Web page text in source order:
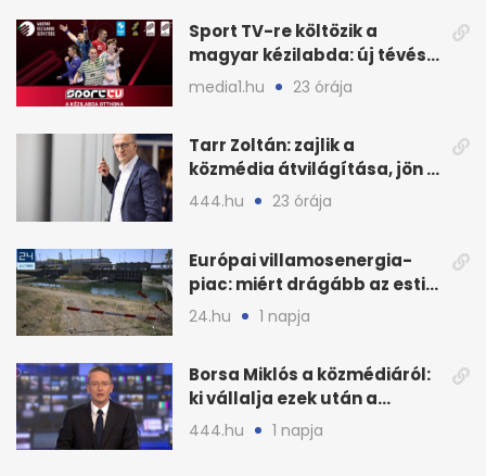
Sport TV-re költözik a
magyar kézilabda: új tévés
megállapodás
media1.hu 23 órája
Tarr Zoltán: zajlik a
közmédia átvilágítása, jön a
nyilvános véleményezés
444.hu 23 órája
Európai villamosenergia-
piac: miért drágább az esti
áram Magyarországon
24.hu 1 napja
Borsa Miklós a közmédiáról:
ki vállalja ezek után a
munkát?
444.hu 1 napja